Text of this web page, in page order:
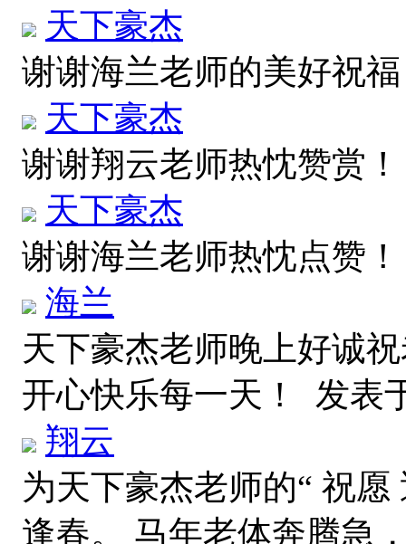
天下豪杰
谢谢海兰老师的美好祝
天下豪杰
谢谢翔云老师热忱赞赏
天下豪杰
谢谢海兰老师热忱点赞
海兰
天下豪杰老师晚上好诚
开心快乐每一天！ 发表
翔云
为天下豪杰老师的“ 祝
逢春。 马年老体奔腾急